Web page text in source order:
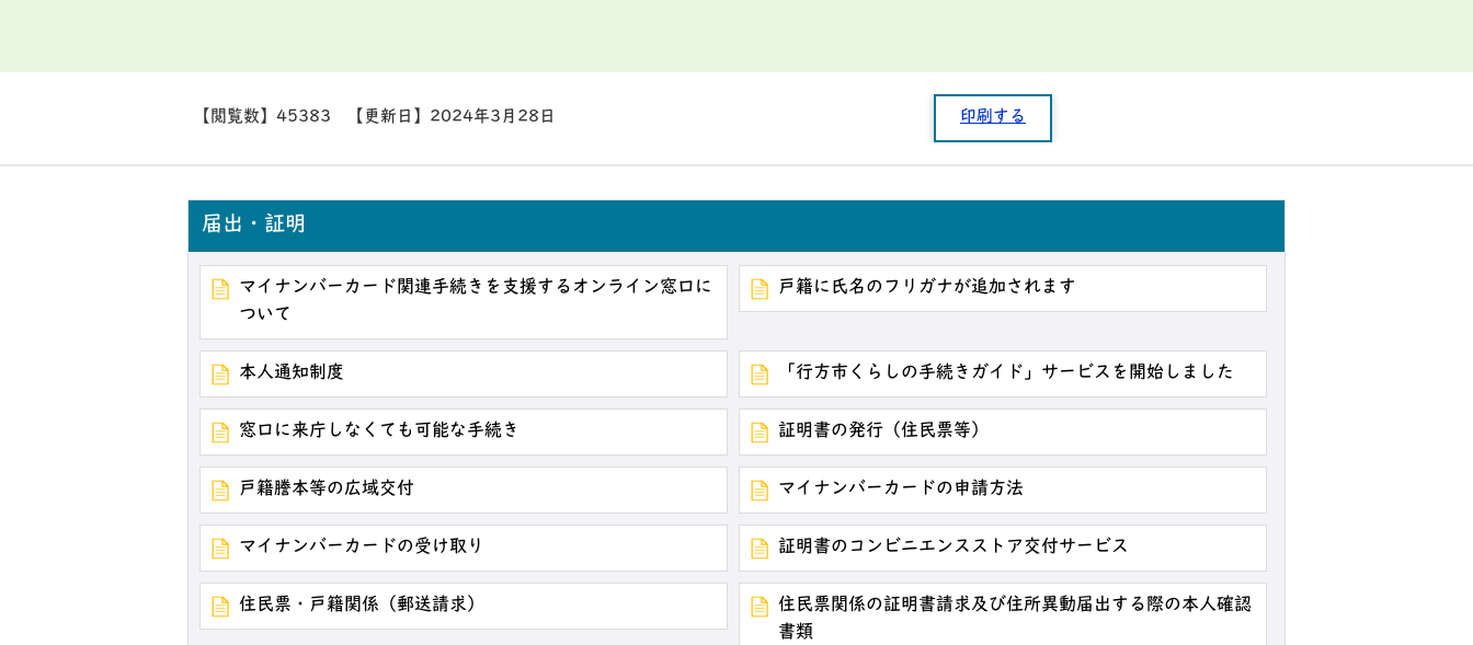
【閲覧数】 45383 【更新日】 2024年3月28日 印刷する
届出・証明
マイナンバーカード関連手続きを支援するオンライン窓口に
ついて
戸籍に氏名のフリガナが追加されます
本人通知制度 「行方市くらしの手続きガイド」サービスを開始しました
窓口に来庁しなくても可能な手続き 証明書の発行（住民票等）
戸籍謄本等の広域交付 マイナンバーカードの申請方法
マイナンバーカードの受け取り 証明書のコンビニエンスストア交付サービス
住民票・戸籍関係（郵送請求）
住民票関係の証明書請求及び住所異動届出する際の本人確認
書類